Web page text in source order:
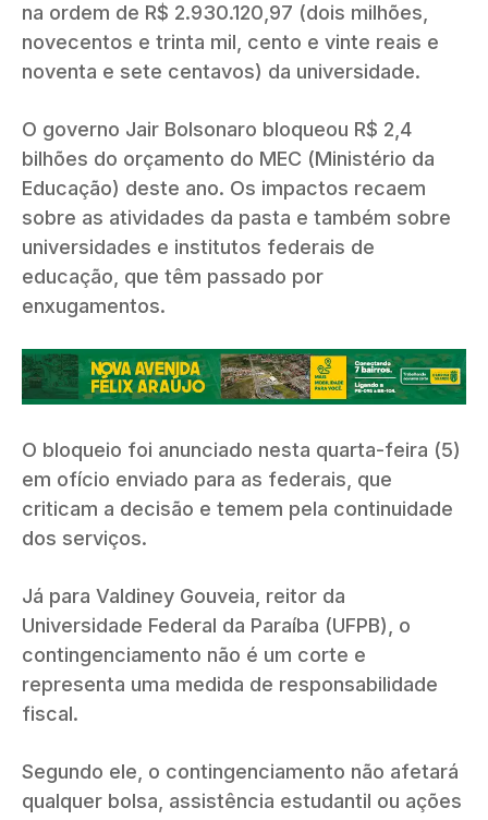
na ordem de R$ 2.930.120,97 (dois milhões,
novecentos e trinta mil, cento e vinte reais e
noventa e sete centavos) da universidade.
O governo Jair Bolsonaro bloqueou R$ 2,4
bilhões do orçamento do MEC (Ministério da
Educação) deste ano. Os impactos recaem
sobre as atividades da pasta e também sobre
universidades e institutos federais de
educação, que têm passado por
enxugamentos.
O bloqueio foi anunciado nesta quarta-feira (5)
em ofício enviado para as federais, que
criticam a decisão e temem pela continuidade
dos serviços.
Já para Valdiney Gouveia, reitor da
Universidade Federal da Paraíba (UFPB), o
contingenciamento não é um corte e
representa uma medida de responsabilidade
fiscal.
Segundo ele, o contingenciamento não afetará
qualquer bolsa, assistência estudantil ou ações